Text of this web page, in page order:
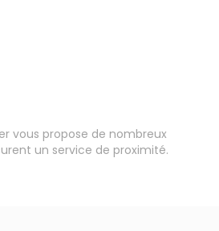
vous propose de nombreux
un service de proximité.